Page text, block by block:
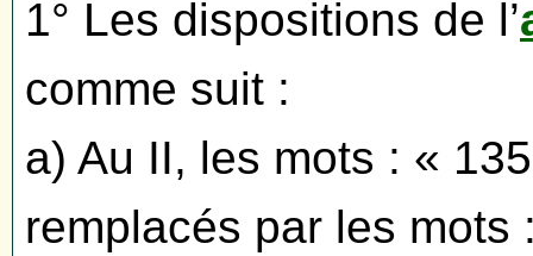
1° Les dispositions de l’
comme suit :
a) Au II, les mots : «
remplacés par les mots